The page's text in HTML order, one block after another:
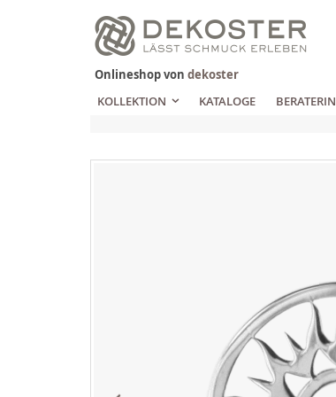
Zum
Inhalt
springen
Onlineshop von dekoster
KOLLEKTION
KATALOGE BERATERIN